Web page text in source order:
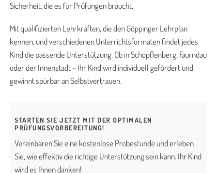
Sicherheit, die es für Prüfungen braucht.
Mit qualifizierten Lehrkräften, die den Göppinger Lehrplan
kennen, und verschiedenen Unterrichtsformaten findet jedes
Kind die passende Unterstützung. Ob in Schopflenberg, Faurndau
oder der Innenstadt – Ihr Kind wird individuell gefördert und
gewinnt spürbar an Selbstvertrauen.
STARTEN SIE JETZT MIT DER OPTIMALEN
PRÜFUNGSVORBEREITUNG!
Vereinbaren Sie eine kostenlose Probestunde und erleben
Sie, wie effektiv die richtige Unterstützung sein kann. Ihr Kind
wird es Ihnen danken!